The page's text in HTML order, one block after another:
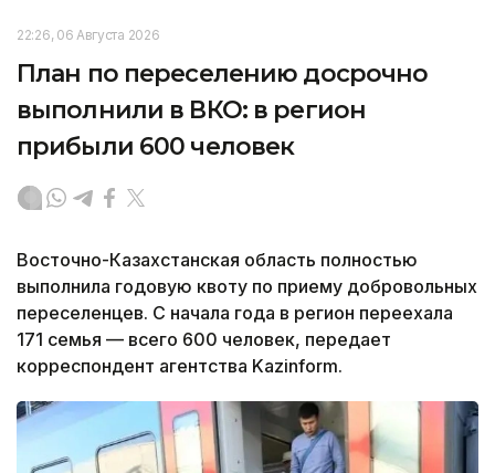
22:26, 06 Августа 2026
План по переселению досрочно
выполнили в ВКО: в регион
прибыли 600 человек
Восточно-Казахстанская область полностью
выполнила годовую квоту по приему добровольных
переселенцев. С начала года в регион переехала
171 семья — всего 600 человек, передает
корреспондент агентства Kazinform.